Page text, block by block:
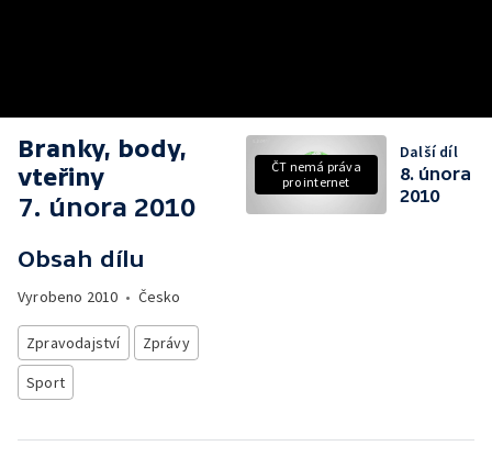
Branky, body,
vteřiny
7. února 2010
Obsah dílu
Vyrobeno 2010 • Česko
Zpravodajství
Zprávy
Sport
ČT nemá práva
pro internet
Další díl
8. února
2010